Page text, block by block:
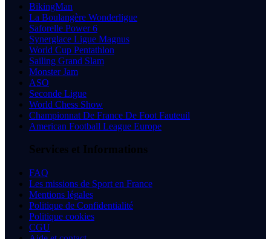
BikingMan
La Boulangère Wonderligue
Saforelle Power 6
Synerglace Ligue Magnus
World Cup Pentathlon
Sailing Grand Slam
Monster Jam
ASO
Seconde Ligue
World Chess Show
Championnat De France De Foot Fauteuil
American Football League Europe
Services et Informations
FAQ
Les missions de Sport en France
Mentions légales
Politique de Confidentialité
Politique cookies
CGU